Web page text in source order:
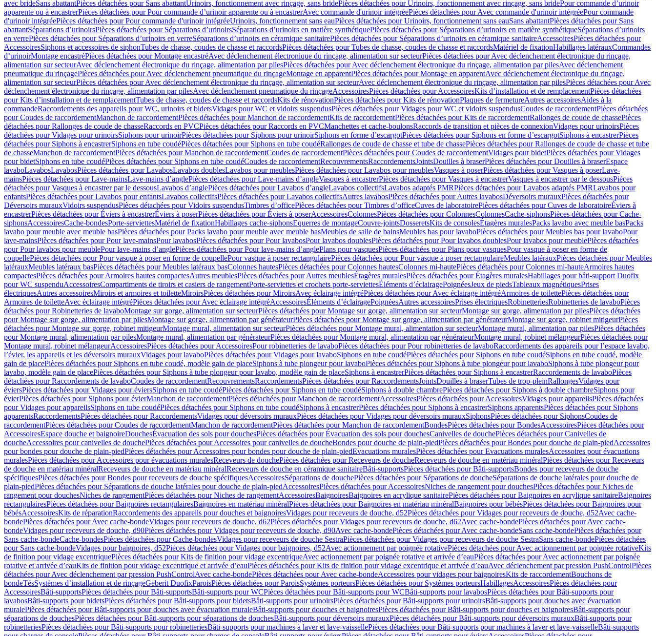
avec brideSans abattantPièces détachées pour Sans abattantUrinoirs, fonctionnement avec rinçage, sans bridePièces détachées pour Urinoirs, fonctionnement avec rinçage, sans bridePour commande d’urinoir
apparente ou à encastrerPièces détachées pour Pour commande d’urinoir apparente ou à encastrerAvec commande d'urinoir intégréePièces détachées pour Avec commande d'urinoir intégréePour commande
d'urinoir intégréePièces détachées pour Pour commande d'urinoir intégréeUrinoirs, fonctionnement sans eauPièces détachées pour Urinoirs, fonctionnement sans eauSans abattantPièces détachées pour Sans
abattantSéparations d’urinoirsPièces détachées pour Séparations d’urinoirsSéparations d’urinoirs en matière synthétiquePièces détachées pour Séparations d’urinoirs en matière synthétiqueSéparations d’urinoirs
en verrePièces détachées pour Séparations d’urinoirs en verreSéparations d’urinoirs en céramique sanitairePièces détachées pour Séparations d’urinoirs en céramique sanitaireAccessoiresPièces détachées pour
AccessoiresSiphons et accessoires de siphonTubes de chasse, coudes de chasse et raccordsPièces détachées pour Tubes de chasse, coudes de chasse et raccordsMatériel de fixationHabillages latérauxCommandes
dʼurinoirMontage encastréPièces détachées pour Montage encastréAvec déclenchement électronique du rinçage, alimentation sur secteurPièces détachées pour Avec déclenchement électronique du rinçage,
alimentation sur secteurAvec déclenchement électronique du rinçage, alimentation par pilesPièces détachées pour Avec déclenchement électronique du rinçage, alimentation par pilesAvec déclenchement
pneumatique du rinçagePièces détachées pour Avec déclenchement pneumatique du rinçageMontage en apparentPièces détachées pour Montage en apparentAvec déclenchement électronique du rinçage,
alimentation sur secteurPièces détachées pour Avec déclenchement électronique du rinçage, alimentation sur secteurAvec déclenchement électronique du rinçage, alimentation par pilesPièces détachées pour Avec
déclenchement électronique du rinçage, alimentation par pilesAvec déclenchement pneumatique du rinçageAccessoiresPièces détachées pour AccessoiresKits d’installation et de remplacementPièces détachées
pour Kits d’installation et de remplacementTubes de chasse, coudes de chasse et raccordsKits de rénovationPièces détachées pour Kits de rénovationPlaques de fermetureAutres accessoiresAides à la
commandeRaccordements des appareils pour WC, urinoirs et bidetsVidages pour WC et vidoirs suspendusPièces détachées pour Vidages pour WC et vidoirs suspendusCoudes de raccordementPièces détachées
pour Coudes de raccordementManchon de raccordementPièces détachées pour Manchon de raccordementKits de raccordementPièces détachées pour Kits de raccordementRallonges de coude de chassePièces
détachées pour Rallonges de coude de chasseRaccords en PVCPièces détachées pour Raccords en PVCManchettes et cache-boulonsRaccords de transition et pièces de connexionVidages pour urinoirsPièces
détachées pour Vidages pour urinoirsSiphons pour urinoirPièces détachées pour Siphons pour urinoirSiphons en forme d’escargotPièces détachées pour Siphons en forme d’escargotSiphons à encastrerPièces
détachées pour Siphons à encastrerSiphons en tube coudéPièces détachées pour Siphons en tube coudéRallonges de coude de chasse et tube de chassePièces détachées pour Rallonges de coude de chasse et tube
de chasseManchon de raccordementPièces détachées pour Manchon de raccordementCoudes de raccordementPièces détachées pour Coudes de raccordementVidages pour bidetPièces détachées pour Vidages
pour bidetSiphons en tube coudéPièces détachées pour Siphons en tube coudéCoudes de raccordementRecouvrementsRaccordementsJointsDouilles à braserPièces détachées pour Douilles à braserEspace
lavaboLavabosLavabosPièces détachées pour LavabosLavabos doublesLavabos pour meublesPièces détachées pour Lavabos pour meublesVasques à poserPièces détachées pour Vasques à poserLave-
mainsPièces détachées pour Lave-mainsLave-mains d’anglePièces détachées pour Lave-mains d’angleVasques à encastrerPièces détachées pour Vasques à encastrerVasques à encastrer par le dessousPièces
détachées pour Vasques à encastrer par le dessousLavabos d’anglePièces détachées pour Lavabos d’angleLavabos collectifsLavabos adaptés PMRPièces détachées pour Lavabos adaptés PMRLavabos pour
enfantsPièces détachées pour Lavabos pour enfantsLavabos collectifsPièces détachées pour Lavabos collectifsAutres lavabosPièces détachées pour Autres lavabosDéversoirs murauxPièces détachées pour
Déversoirs murauxVidoirs suspendusPièces détachées pour Vidoirs suspendusTimbres dʼofficePièces détachées pour Timbres dʼofficeCuves de laboratoirePièces détachées pour Cuves de laboratoireÉviers à
encastrerPièces détachées pour Éviers à encastrerÉviers à poserPièces détachées pour Éviers à poserAccessoiresColonnesPièces détachées pour ColonnesColonnesCache-siphonsPièces détachées pour Cache-
siphonsAccessoiresCache-bondesPorte-serviettesMatériel de fixationHabillages cache-siphonsEquerres de montageCouvre-jointsDosseretsKits de consolesÉtagères muralesPacks lavabo avec meuble basPacks
lavabo pour meuble avec meuble basPièces détachées pour Packs lavabo pour meuble avec meuble basMeubles de salle de bainsMeubles bas pour lavaboPièces détachées pour Meubles bas pour lavaboPour
lave-mainsPièces détachées pour Pour lave-mainsPour lavabosPièces détachées pour Pour lavabosPour lavabos doublesPièces détachées pour Pour lavabos doublesPour lavabos pour meublePièces détachées
pour Pour lavabos pour meublePour lave-mains d’anglePièces détachées pour Pour lave-mains d’anglePlans pour vasquesPièces détachées pour Plans pour vasquesPour vasque à poser en forme de
coupellePièces détachées pour Pour vasque à poser en forme de coupellePour vasque à poser rectangulairePièces détachées pour Pour vasque à poser rectangulaireMeubles latérauxPièces détachées pour Meubles
latérauxMeubles latéraux basPièces détachées pour Meubles latéraux basColonnes hautesPièces détachées pour Colonnes hautesColonnes mi-hautePièces détachées pour Colonnes mi-hauteArmoires hautes
compactesPièces détachées pour Armoires hautes compactesAutres meublesPièces détachées pour Autres meublesÉtagères muralesPièces détachées pour Étagères muralesHabillages pour bâti-support Duofix
pour WC suspenduAccessoiresCompartiments de tiroirs et casiers de rangementPorte-serviettes et crochets porte-serviettesÉléments d’éclairagePoignéesJeux de piedsTableaux magnétiquesPrises
électriquesAutres accessoiresMiroirs et armoires et toiletteMiroirsPièces détachées pour MiroirsAvec éclairage intégréPièces détachées pour Avec éclairage intégréArmoires de toilettePièces détachées pour
Armoires de toiletteAvec éclairage intégréPièces détachées pour Avec éclairage intégréAccessoiresÉléments d’éclairagePoignéesAutres accessoiresPrises électriquesRobinetteriesRobinetteries de lavaboPièces
détachées pour Robinetteries de lavaboMontage sur gorge, alimentation sur secteurPièces détachées pour Montage sur gorge, alimentation sur secteurMontage sur gorge, alimentation par pilesPièces détachées
pour Montage sur gorge, alimentation par pilesMontage sur gorge, alimentation par générateurPièces détachées pour Montage sur gorge, alimentation par générateurMontage sur gorge, robinet mitigeurPièces
détachées pour Montage sur gorge, robinet mitigeurMontage mural, alimentation sur secteurPièces détachées pour Montage mural, alimentation sur secteurMontage mural, alimentation par pilesPièces détachées
pour Montage mural, alimentation par pilesMontage mural, alimentation par générateurPièces détachées pour Montage mural, alimentation par générateurMontage mural, robinet mélangeurPièces détachées pour
Montage mural, robinet mélangeurAccessoiresPièces détachées pour AccessoiresPour robinetteries de lavaboPièces détachées pour Pour robinetteries de lavaboRaccordements des appareils pour l’espace lavabo,
l’évier, les appareils et les déversoirs murauxVidages pour lavaboPièces détachées pour Vidages pour lavaboSiphons en tube coudéPièces détachées pour Siphons en tube coudéSiphons en tube coudé, modèle
gain de placePièces détachées pour Siphons en tube coudé, modèle gain de placeSiphons à tube plongeur pour lavaboPièces détachées pour Siphons à tube plongeur pour lavaboSiphons à tube plongeur pour
lavabo, modèle gain de placePièces détachées pour Siphons à tube plongeur pour lavabo, modèle gain de placeSiphons à encastrerPièces détachées pour Siphons à encastrerRaccordements de lavaboPièces
détachées pour Raccordements de lavaboCoudes de raccordementRecouvrementsRaccordementsPièces détachées pour RaccordementsJointsDouilles à braserTubes de trop-pleinRallongesVidages pour
éviersPièces détachées pour Vidages pour éviersSiphons en tube coudéPièces détachées pour Siphons en tube coudéSiphons à double chambrePièces détachées pour Siphons à double chambreSiphons pour
évierPièces détachées pour Siphons pour évierManchon de raccordementPièces détachées pour Manchon de raccordementAccessoiresPièces détachées pour AccessoiresVidages pour appareilsPièces détachées
pour Vidages pour appareilsSiphons en tube coudéPièces détachées pour Siphons en tube coudéSiphons à encastrerPièces détachées pour Siphons à encastrerSiphons apparentsPièces détachées pour Siphons
apparentsRaccordementsPièces détachées pour RaccordementsVidages pour déversoirs murauxPièces détachées pour Vidages pour déversoirs murauxSiphonsPièces détachées pour SiphonsCoudes de
raccordementPièces détachées pour Coudes de raccordementManchon de raccordementPièces détachées pour Manchon de raccordementBondesPièces détachées pour BondesAccessoiresPièces détachées pour
AccessoiresEspace douche et baignoireDouchesÉvacuation des sols pour douchesPièces détachées pour Évacuation des sols pour douchesCanivelles de douchePièces détachées pour Canivelles de
doucheAccessoires pour canivelles de douchePièces détachées pour Accessoires pour canivelles de doucheBondes pour douche de plain-piedPièces détachées pour Bondes pour douche de plain-piedAccessoires
pour bondes pour douche de plain-piedPièces détachées pour Accessoires pour bondes pour douche de plain-piedEvacuations muralesPièces détachées pour Evacuations muralesAccessoires pour évacuations
muralesPièces détachées pour Accessoires pour évacuations muralesReceveurs de douchePièces détachées pour Receveurs de doucheReceveurs de douche en matériau minéralPièces détachées pour Receveurs
de douche en matériau minéralReceveurs de douche en matériau minéralReceveurs de douche en céramique sanitaireBâti-supportsPièces détachées pour Bâti-supportsBondes pour receveurs de douche
spécifiquesPièces détachées pour Bondes pour receveurs de douche spécifiquesAccessoiresSéparations de douchePièces détachées pour Séparations de doucheSéparations de douche latérales pour douche de
plain-piedPièces détachées pour Séparations de douche latérales pour douche de plain-piedAccessoiresPièces détachées pour AccessoiresNiches de rangement pour douchesPièces détachées pour Niches de
rangement pour douchesNiches de rangementPièces détachées pour Niches de rangementAccessoiresBaignoiresBaignoires en acrylique sanitairePièces détachées pour Baignoires en acrylique sanitaireBaignoires
rectangulairesPièces détachées pour Baignoires rectangulairesBaignoires en matériau minéralPièces détachées pour Baignoires en matériau minéralBaignoires pour bébésPièces détachées pour Baignoires pour
bébésAccessoiresKits de réparationRaccordements des appareils pour douches et baignoiresVidages pour receveurs de douche, d52Pièces détachées pour Vidages pour receveurs de douche, d52Avec cache-
bondePièces détachées pour Avec cache-bondeVidages pour receveurs de douche, d62Pièces détachées pour Vidages pour receveurs de douche, d62Avec cache-bondePièces détachées pour Avec cache-
bondeVidages pour receveurs de douche, d90Pièces détachées pour Vidages pour receveurs de douche, d90Avec cache-bondePièces détachées pour Avec cache-bondeSans cache-bondePièces détachées pour
Sans cache-bondeCache-bondesPièces détachées pour Cache-bondesVidages pour receveurs de douche SestraPièces détachées pour Vidages pour receveurs de douche SestraSans cache-bondePièces détachées
pour Sans cache-bondeVidages pour baignoires, d52Pièces détachées pour Vidages pour baignoires, d52Avec actionnement par poignée rotativePièces détachées pour Avec actionnement par poignée rotativeKits
de finition pour vidage excentriquePièces détachées pour Kits de finition pour vidage excentriqueAvec actionnement par poignée rotative et arrivée d’eauPièces détachées pour Avec actionnement par poignée
rotative et arrivée d’eauKits de finition pour vidage excentrique et arrivée d’eauPièces détachées pour Kits de finition pour vidage excentrique et arrivée d’eauAvec déclenchement par pression PushControlPièces
détachées pour Avec déclenchement par pression PushControlAvec cache-bondePièces détachées pour Avec cache-bondeAccessoires pour vidages pour baignoiresKits de raccordementBouchons de
bondeTésSystèmes d’installation et de rinçageGeberit DuofixParoisPièces détachées pour ParoisSystèmes porteursPièces détachées pour Systèmes porteursHabillagesAccessoiresPièces détachées pour
AccessoiresBâti-supportsPièces détachées pour Bâti-supportsBâti-supports pour WCPièces détachées pour Bâti-supports pour WCBâti-supports pour lavabosPièces détachées pour Bâti-supports pour
lavabosBâti-supports pour bidetsPièces détachées pour Bâti-supports pour bidetsBâti-supports pour urinoirsPièces détachées pour Bâti-supports pour urinoirsBâti-supports pour douches avec évacuation
muralePièces détachées pour Bâti-supports pour douches avec évacuation muraleBâti-supports pour douches et baignoiresPièces détachées pour Bâti-supports pour douches et baignoiresBâti-supports pour
séparations de douchesPièces détachées pour Bâti-supports pour séparations de douchesBâti-supports pour déversoirs murauxPièces détachées pour Bâti-supports pour déversoirs murauxBâti-supports pour
robinetteriesPièces détachées pour Bâti-supports pour robinetteriesBâti-supports pour machines à laver et lave-vaissellePièces détachées pour Bâti-supports pour machines à laver et lave-vaisselleBâti-supports